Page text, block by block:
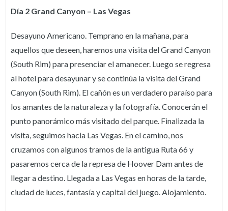
Día 2 Grand Canyon – Las Vegas
Desayuno Americano. Temprano en la mañana, para
aquellos que deseen, haremos una visita del Grand Canyon
(South Rim) para presenciar el amanecer. Luego se regresa
al hotel para desayunar y se continúa la visita del Grand
Canyon (South Rim). El cañón es un verdadero paraíso para
los amantes de la naturaleza y la fotografía. Conocerán el
punto panorámico más visitado del parque. Finalizada la
visita, seguimos hacia Las Vegas. En el camino, nos
cruzamos con algunos tramos de la antigua Ruta 66 y
pasaremos cerca de la represa de Hoover Dam antes de
llegar a destino. Llegada a Las Vegas en horas de la tarde,
ciudad de luces, fantasía y capital del juego. Alojamiento.